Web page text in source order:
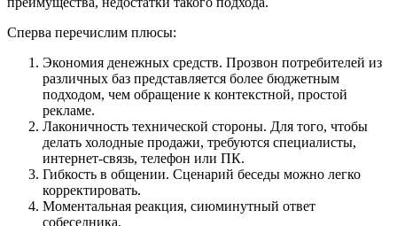
Сперва перечислим плюсы:
Экономия денежных средств. Прозвон потребителей из
различных баз представляется более бюджетным
подходом, чем обращение к контекстной, простой
рекламе.
Лаконичность технической стороны. Для того, чтобы
делать холодные продажи, требуются специалисты,
интернет-связь, телефон или ПК.
Гибкость в общении. Сценарий беседы можно легко
корректировать.
Моментальная реакция, сиюминутный ответ
собеседника.